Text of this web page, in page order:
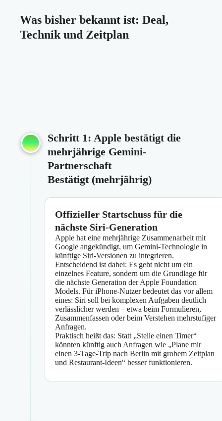
Was bisher bekannt ist: Deal,
Technik und Zeitplan
Schritt 1: Apple bestätigt die
mehrjährige Gemini-
Partnerschaft
Bestätigt (mehrjährig)
Offizieller Startschuss für die
nächste Siri-Generation
Apple hat eine mehrjährige Zusammenarbeit mit
Google angekündigt, um Gemini-Technologie in
künftige Siri-Versionen zu integrieren.
Entscheidend ist dabei: Es geht nicht um ein
einzelnes Feature, sondern um die Grundlage für
die nächste Generation der Apple Foundation
Models. Für iPhone-Nutzer bedeutet das vor allem
eines: Siri soll bei komplexen Aufgaben deutlich
verlässlicher werden – etwa beim Formulieren,
Zusammenfassen oder beim Verstehen mehrstufiger
Anfragen.
Praktisch heißt das: Statt „Stelle einen Timer“
könnten künftig auch Anfragen wie „Plane mir
einen 3‑Tage‑Trip nach Berlin mit grobem Zeitplan
und Restaurant-Ideen“ besser funktionieren.